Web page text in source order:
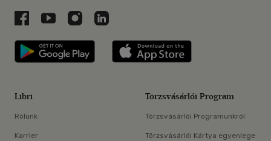
Libri a Facebookon
Libri a Youtube-on
Libri az Instagramon
Libri a LinkedInen
Libri applikáció Szerezd meg: Google
Libri
Rólunk
Karrier
Törzsvásárlói Program
Törzsvásárlói Programunkról
Törzsvásárlói Kártya egyenlege